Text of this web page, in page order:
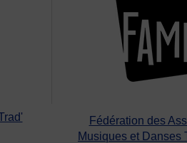
Fédération des
Musiques et Danses